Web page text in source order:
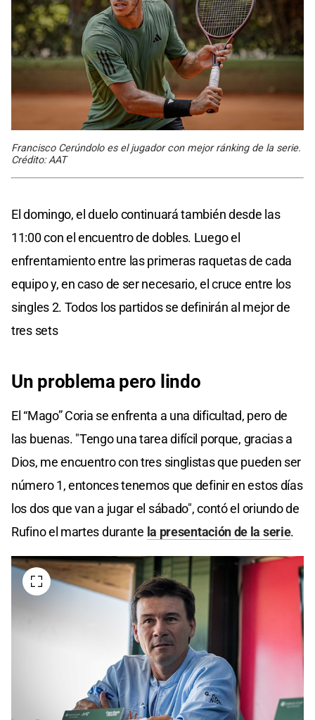
Francisco Cerúndolo es el jugador con mejor ránking de la serie.
Crédito: AAT
El domingo, el duelo continuará también desde las
11:00 con el encuentro de dobles. Luego el
enfrentamiento entre las primeras raquetas de cada
equipo y, en caso de ser necesario, el cruce entre los
singles 2. Todos los partidos se definirán al mejor de
tres sets
Un problema pero lindo
El “Mago” Coria se enfrenta a una dificultad, pero de
las buenas. "Tengo una tarea difícil porque, gracias a
Dios, me encuentro con tres singlistas que pueden ser
número 1, entonces tenemos que definir en estos días
los dos que van a jugar el sábado", contó el oriundo de
Rufino el martes durante la presentación de la serie.